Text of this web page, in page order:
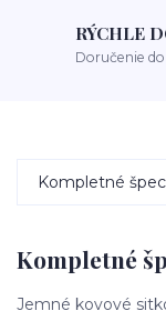
RÝCHLE
Doručenie do
Kompletné
Kompletné
Jemné kovové